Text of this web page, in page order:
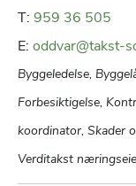
T: 959 36 505
E: oddvar@takst-
Byggeledelse,
Forbesiktigelse,
koordinator, Skader
Verditakst